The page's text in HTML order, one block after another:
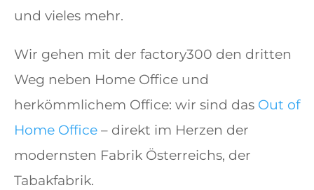
und vieles mehr.
Wir gehen mit der factory300 den dritten
Weg neben Home Office und
herkömmlichem Office: wir sind das Out of
Home Office – direkt im Herzen der
modernsten Fabrik Österreichs, der
Tabakfabrik.